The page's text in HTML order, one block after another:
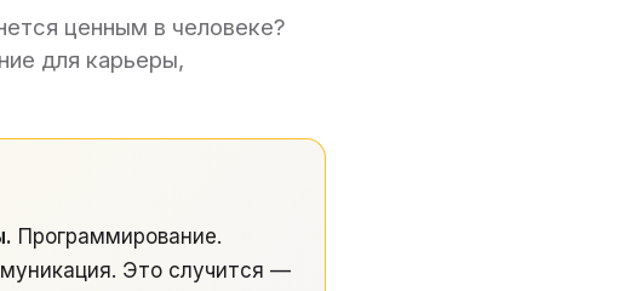
ценным в человеке?
для карьеры,
Программирование.
Это случится —